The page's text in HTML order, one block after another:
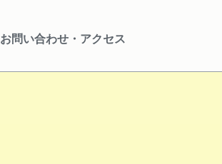
お問い合わせ・アクセス